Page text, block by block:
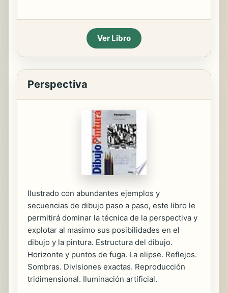
Ver Libro
Perspectiva
Ilustrado con abundantes ejemplos y
secuencias de dibujo paso a paso, este libro le
permitirá dominar la técnica de la perspectiva y
explotar al masimo sus posibilidades en el
dibujo y la pintura. Estructura del dibujo.
Horizonte y puntos de fuga. La elipse. Reflejos.
Sombras. Divisiones exactas. Reproducción
tridimensional. Iluminación artificial.